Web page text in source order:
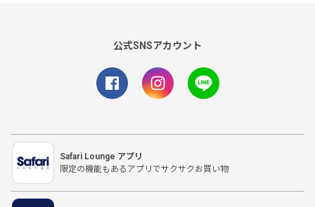
公式SNSアカウント
Safari Lounge アプリ
限定の機能もあるアプリでサクサクお買い物